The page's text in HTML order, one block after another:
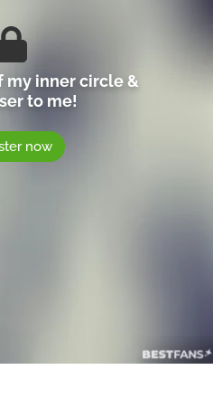
my inner circle &
to me!
now